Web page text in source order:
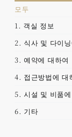
모두
1. 객실 정보
2. 식사 및 다이
3. 예약에 대하여
4. 접근방법에 대
5. 시설 및 비품
6. 기타